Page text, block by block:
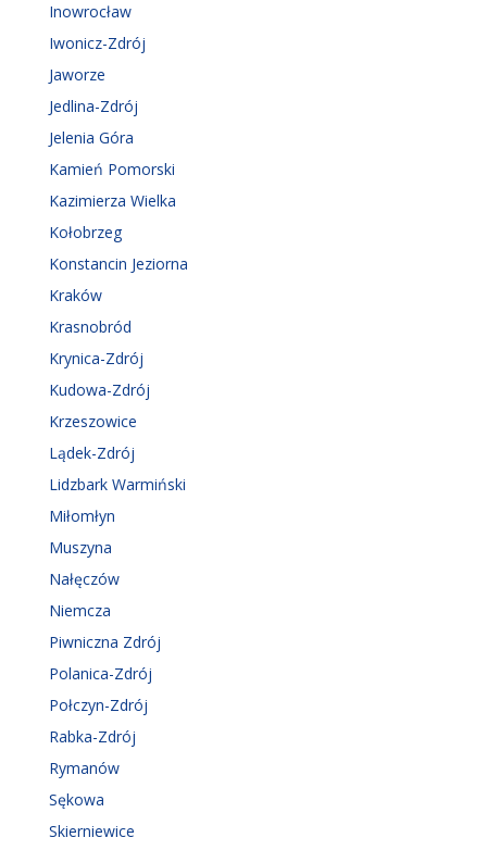
Inowrocław
Iwonicz-Zdrój
Jaworze
Jedlina-Zdrój
Jelenia Góra
Kamień Pomorski
Kazimierza Wielka
Kołobrzeg
Konstancin Jeziorna
Kraków
Krasnobród
Krynica-Zdrój
Kudowa-Zdrój
Krzeszowice
Lądek-Zdrój
Lidzbark Warmiński
Miłomłyn
Muszyna
Nałęczów
Niemcza
Piwniczna Zdrój
Polanica-Zdrój
Połczyn-Zdrój
Rabka-Zdrój
Rymanów
Sękowa
Skierniewice